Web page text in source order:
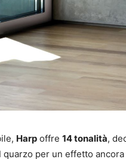
Harp offre 14 tonalità,
quarzo per un effetto